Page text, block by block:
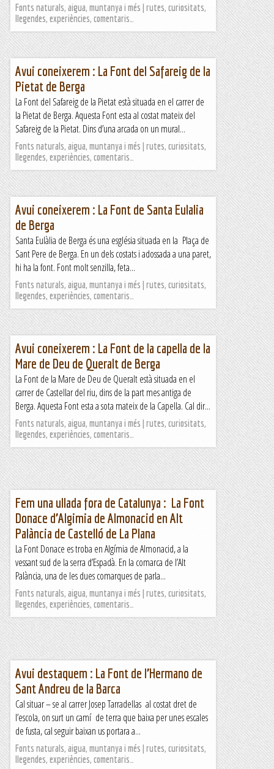
Fonts naturals, aigua, muntanya i més | rutes, curiositats,
llegendes, experiències, comentaris…
Avui coneixerem : La Font del Safareig de la
Pietat de Berga
La Font del Safareig de la Pietat està situada en el carrer de
la Pietat de Berga. Aquesta Font esta al costat mateix del
Safareig de la Pietat. Dins d’una arcada on un mural...
Fonts naturals, aigua, muntanya i més | rutes, curiositats,
llegendes, experiències, comentaris…
Avui coneixerem : La Font de Santa Eulalia
de Berga
Santa Eulàlia de Berga és una església situada en la Plaça de
Sant Pere de Berga. En un dels costats i adossada a una paret,
hi ha la font. Font molt senzilla, feta...
Fonts naturals, aigua, muntanya i més | rutes, curiositats,
llegendes, experiències, comentaris…
Avui coneixerem : La Font de la capella de la
Mare de Deu de Queralt de Berga
La Font de la Mare de Deu de Queralt està situada en el
carrer de Castellar del riu, dins de la part mes antiga de
Berga. Aquesta Font esta a sota mateix de la Capella. Cal dir...
Fonts naturals, aigua, muntanya i més | rutes, curiositats,
llegendes, experiències, comentaris…
Fem una ullada fora de Catalunya : La Font
Donace d’Algimia de Almonacid en Alt
Palància de Castelló de La Plana
La Font Donace es troba en Algímia de Almonacid, a la
vessant sud de la serra d’Espadà. En la comarca de l’Alt
Palància, una de les dues comarques de parla...
Fonts naturals, aigua, muntanya i més | rutes, curiositats,
llegendes, experiències, comentaris…
Avui destaquem : La Font de l’Hermano de
Sant Andreu de la Barca
Cal situar – se al carrer Josep Tarradellas al costat dret de
l’escola, on surt un camí de terra que baixa per unes escales
de fusta, cal seguir baixan us portara a...
Fonts naturals, aigua, muntanya i més | rutes, curiositats,
llegendes, experiències, comentaris…